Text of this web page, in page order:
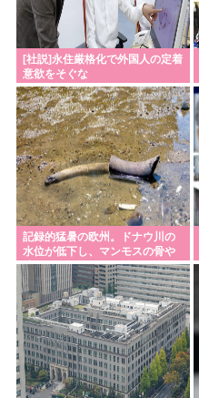
[社説]永住厳格化で外国人の定着
意欲をそぐな
記録的猛暑の欧州。ドナウ川の
水位が低下し、マンモスの骨や
沈没したドイツ軍の戦艦が姿を
現